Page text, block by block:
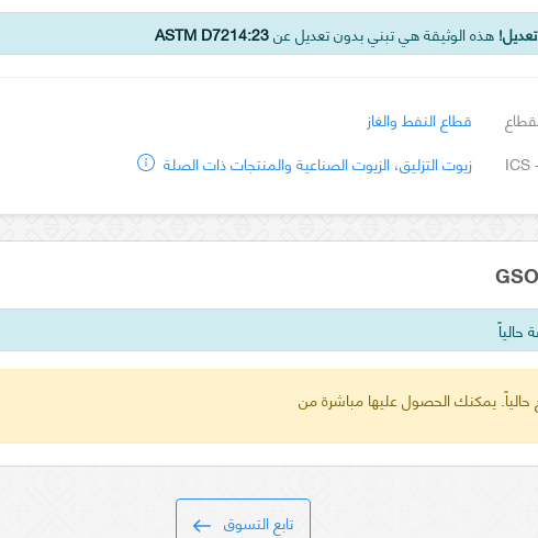
هذه الوثيقة هي تبني بدون تعديل عنASTM D7214:23
قطاع النفط والغاز
ICS
زيوت التزليق، الزيوت الصناعية والمنتجات ذات الصلة
حالياً
يمكنك الحصول عليها مباشرة من
تابع التسوق